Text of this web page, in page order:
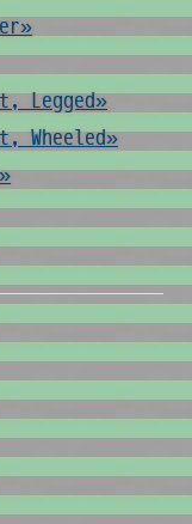
Legged»
Wheeled»